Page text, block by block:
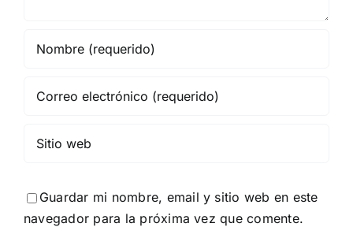
Guardar mi nombre, email y sitio web en este
navegador para la próxima vez que comente.